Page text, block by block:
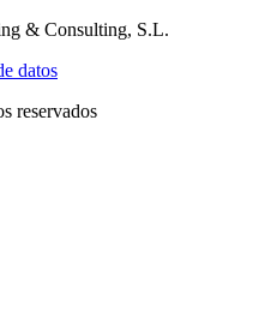
& Consulting, S.L.
datos
reservados